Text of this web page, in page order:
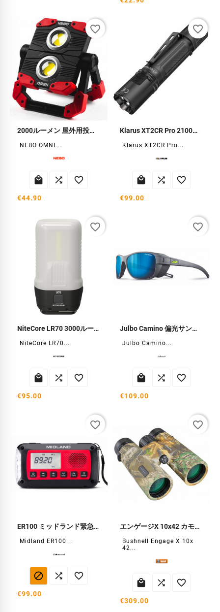
2000ルーメン 屋外用投光器
NEBO OMNI...
  
€44.90
favorite_border
Klarus XT2CR Pro 2100ルーメン タクティカルフラッシュライト
Klarus XT2CR Pro...
  
€99.00
favorite_border
NiteCore LR70 3000ルーメン ビバークランタン
NiteCore LR70...
  
€95.00
favorite_border
Julbo Camino 偏光サングラス
Julbo Camino...
  
€109.00
favorite_border
ER100 ミッドランド緊急無線
Midland ER100...
  
€99.00
favorite_border
エンゲージX 10x42 カモ双眼鏡
Bushnell Engage X 10x
42...
  
€309.00
favorite_border